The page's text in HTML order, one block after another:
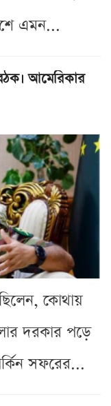
এমন...
আমেরিকার
কোথায়
দরকার পড়ে
সফরের...